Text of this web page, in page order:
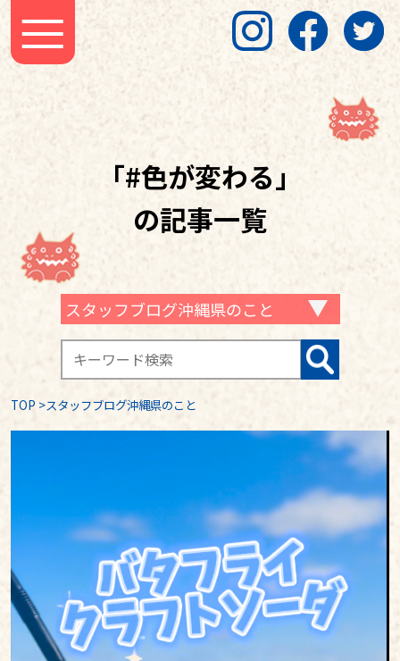
「#色が変わる」
の記事一覧
スタッフブログ沖縄県のこと
TOP >スタッフブログ沖縄県のこと